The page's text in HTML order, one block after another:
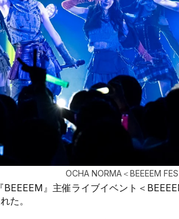
OCHA NORMA＜BEEEEM
BEEEEM』主催ライブイベント＜
た。